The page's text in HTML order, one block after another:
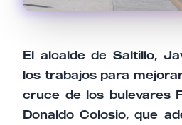
El alcalde de Saltillo,
los trabajos para
cruce de los bulevares
Donaldo Colosio, que